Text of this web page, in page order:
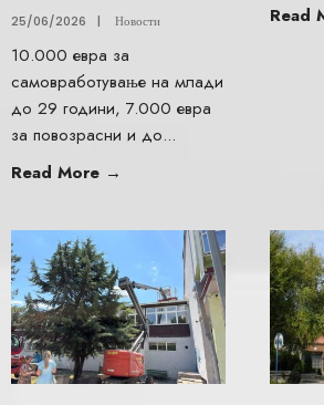
25/06/2026 | Новости
10.000 евра за
самовработување на млади
до 29 години, 7.000 евра
за повозрасни и до...
Read More →
Read